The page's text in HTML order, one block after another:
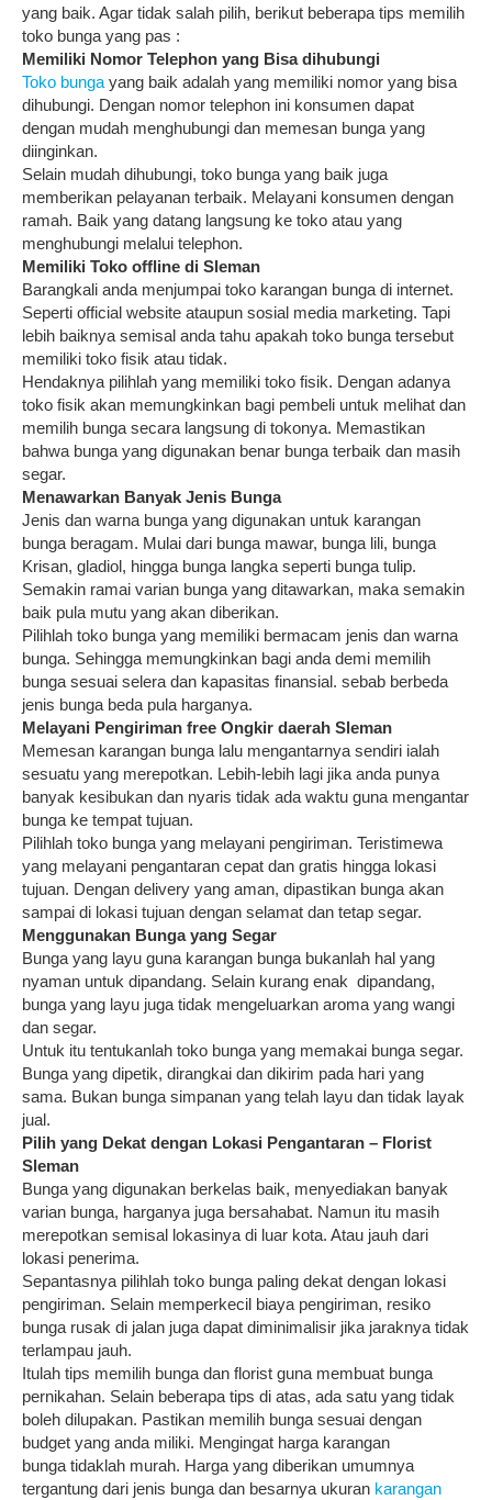
yang baik. Agar tidak salah pilih, berikut beberapa tips memilih
toko bunga yang pas :
Memiliki Nomor Telephon yang Bisa dihubungi
Toko bunga yang baik adalah yang memiliki nomor yang bisa
dihubungi. Dengan nomor telephon ini konsumen dapat
dengan mudah menghubungi dan memesan bunga yang
diinginkan.
Selain mudah dihubungi, toko bunga yang baik juga
memberikan pelayanan terbaik. Melayani konsumen dengan
ramah. Baik yang datang langsung ke toko atau yang
menghubungi melalui telephon.
Memiliki Toko offline di Sleman
Barangkali anda menjumpai toko karangan bunga di internet.
Seperti official website ataupun sosial media marketing. Tapi
lebih baiknya semisal anda tahu apakah toko bunga tersebut
memiliki toko fisik atau tidak.
Hendaknya pilihlah yang memiliki toko fisik. Dengan adanya
toko fisik akan memungkinkan bagi pembeli untuk melihat dan
memilih bunga secara langsung di tokonya. Memastikan
bahwa bunga yang digunakan benar bunga terbaik dan masih
segar.
Menawarkan Banyak Jenis Bunga
Jenis dan warna bunga yang digunakan untuk karangan
bunga beragam. Mulai dari bunga mawar, bunga lili, bunga
Krisan, gladiol, hingga bunga langka seperti bunga tulip.
Semakin ramai varian bunga yang ditawarkan, maka semakin
baik pula mutu yang akan diberikan.
Pilihlah toko bunga yang memiliki bermacam jenis dan warna
bunga. Sehingga memungkinkan bagi anda demi memilih
bunga sesuai selera dan kapasitas finansial. sebab berbeda
jenis bunga beda pula harganya.
Melayani Pengiriman free Ongkir daerah Sleman
Memesan karangan bunga lalu mengantarnya sendiri ialah
sesuatu yang merepotkan. Lebih-lebih lagi jika anda punya
banyak kesibukan dan nyaris tidak ada waktu guna mengantar
bunga ke tempat tujuan.
Pilihlah toko bunga yang melayani pengiriman. Teristimewa
yang melayani pengantaran cepat dan gratis hingga lokasi
tujuan. Dengan delivery yang aman, dipastikan bunga akan
sampai di lokasi tujuan dengan selamat dan tetap segar.
Menggunakan Bunga yang Segar
Bunga yang layu guna karangan bunga bukanlah hal yang
nyaman untuk dipandang. Selain kurang enak dipandang,
bunga yang layu juga tidak mengeluarkan aroma yang wangi
dan segar.
Untuk itu tentukanlah toko bunga yang memakai bunga segar.
Bunga yang dipetik, dirangkai dan dikirim pada hari yang
sama. Bukan bunga simpanan yang telah layu dan tidak layak
jual.
Pilih yang Dekat dengan Lokasi Pengantaran – Florist
Sleman
Bunga yang digunakan berkelas baik, menyediakan banyak
varian bunga, harganya juga bersahabat. Namun itu masih
merepotkan semisal lokasinya di luar kota. Atau jauh dari
lokasi penerima.
Sepantasnya pilihlah toko bunga paling dekat dengan lokasi
pengiriman. Selain memperkecil biaya pengiriman, resiko
bunga rusak di jalan juga dapat diminimalisir jika jaraknya tidak
terlampau jauh.
Itulah tips memilih bunga dan florist guna membuat bunga
pernikahan. Selain beberapa tips di atas, ada satu yang tidak
boleh dilupakan. Pastikan memilih bunga sesuai dengan
budget yang anda miliki. Mengingat harga karangan
bunga tidaklah murah. Harga yang diberikan umumnya
tergantung dari jenis bunga dan besarnya ukuran karangan